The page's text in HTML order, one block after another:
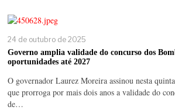
24 de outubro de 2025
Governo amplia validade do concurso dos
oportunidades até 2027
O governador Laurez Moreira assinou nesta
que prorroga por mais dois anos a validade do
de…